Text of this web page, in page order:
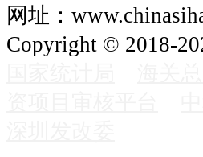
网址：
Copyright © 2018-